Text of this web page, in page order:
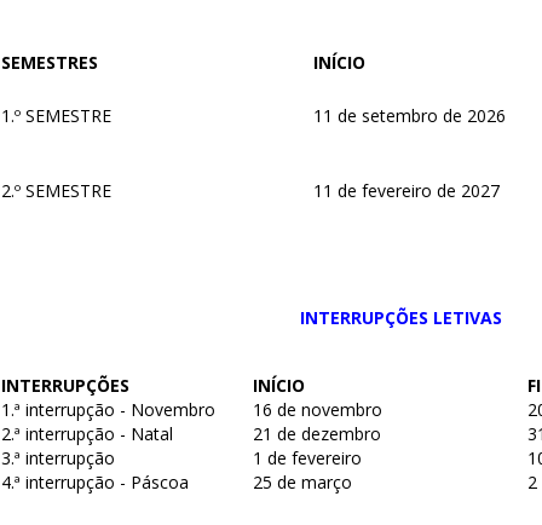
SEMESTRES INÍCIO
1.º SEMESTRE 11 de setembro de 2026
2.º SEMESTRE 11 de fevereiro de 2027
INTERRUPÇÕES LETIVAS
INTERRUPÇÕES INÍCIO
1.ª interrupção - Novembro
16 de novembro
2.ª interrupção - Natal
21 de dezembro
3.ª interrupção
1 de fevereiro
4.ª interrupção - Páscoa
25 de março 2